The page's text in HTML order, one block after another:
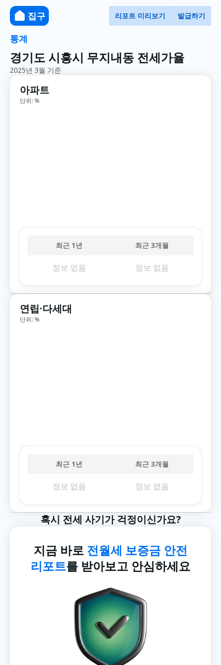
집구 리포트 미리보기 발급하기
통계
경기도 시흥시 무지내동 전세가율
2025년 3월 기준
아파트
단위: %
최근 1년 최근 3개월
정보 없음 정보 없음
연립·다세대
단위: %
최근 1년 최근 3개월
정보 없음 정보 없음
혹시 전세 사기가 걱정이신가요?
지금 바로 전월세 보증금 안전
리포트를 받아보고 안심하세요